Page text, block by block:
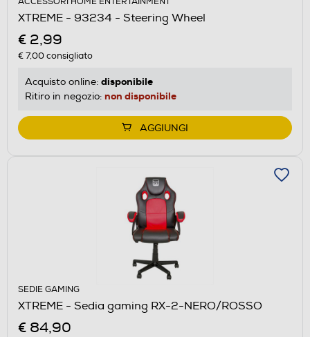
XTREME - 93234 - Steering Wheel
€ 2,99
€ 7,00consigliato
Acquisto online: disponibile
Ritiro in negozio: non disponibile
AGGIUNGI
SEDIE GAMING
XTREME - Sedia gaming RX-2-NERO/ROSSO
€ 84,90